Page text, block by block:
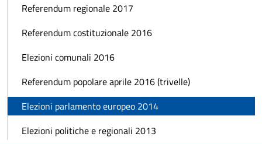
Referendum regionale 2017
Referendum costituzionale 2016
Elezioni comunali 2016
Referendum popolare aprile 2016 (trivelle)
Elezioni parlamento europeo 2014
Elezioni politiche e regionali 2013